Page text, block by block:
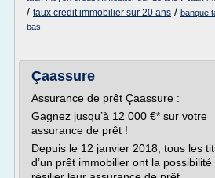
/ taux credit immobilier sur 20 ans / banque
bas
Çaassure
Assurance de prêt Çaassure :
Gagnez jusqu’à 12 000 €* sur votre
assurance de prêt !
Depuis le 12 janvier 2018, tous les
d’un prêt immobilier ont la possibilité